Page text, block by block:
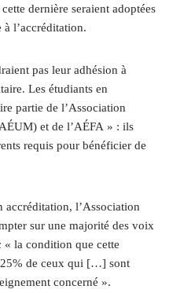
dernière seraient adoptées
l’accréditation.
pas leur adhésion à
Les étudiants en
partie de l’Association
et de l’AÉFA » : ils
requis pour bénéficier de
l’Association
sur une majorité des voix
la condition que cette
de ceux qui […] sont
concerné ».